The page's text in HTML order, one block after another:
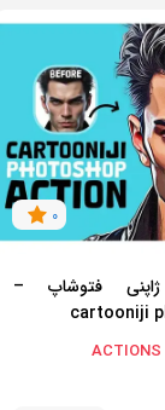
0
فتوشاپ –
cartooniji